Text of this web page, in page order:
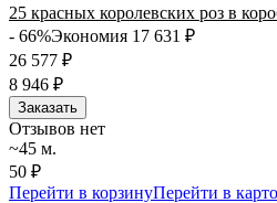
25 красных королевских роз в
- 66%Экономия 17 631 ₽
26 577 ₽
8 946 ₽
Заказать
Отзывов нет
~45 м.
50 ₽
Перейти в корзинуПерейти в